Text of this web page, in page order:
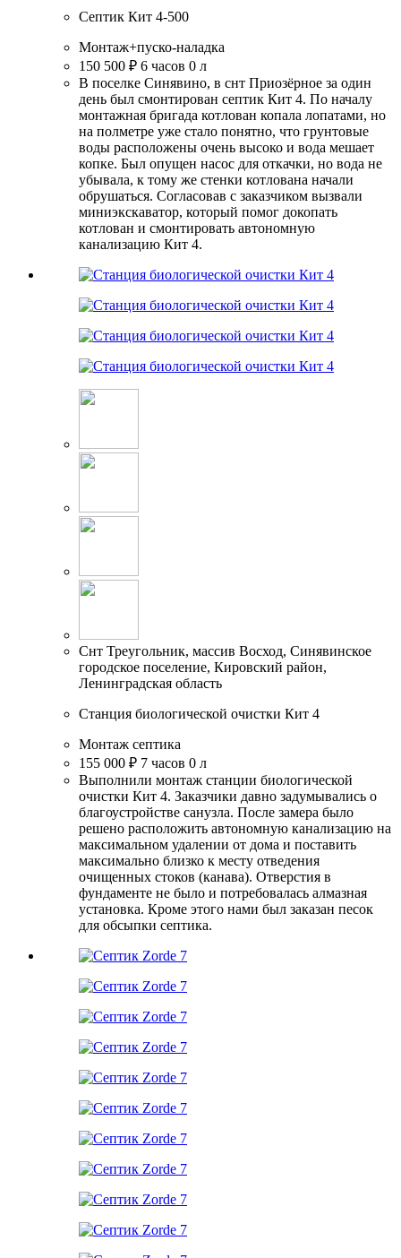
Септик Кит 4-500
Монтаж+пуско-наладка
150 500 ₽ 6 часов 0 л
В поселке Синявино, в снт Приозёрное за один
день был смонтирован септик Кит 4. По началу
монтажная бригада котлован копала лопатами, но
на полметре уже стало понятно, что грунтовые
воды расположены очень высоко и вода мешает
копке. Был опущен насос для откачки, но вода не
убывала, к тому же стенки котлована начали
обрушаться. Согласовав с заказчиком вызвали
миниэкскаватор, который помог докопать
котлован и смонтировать автономную
канализацию Кит 4.
Снт Треугольник, массив Восход, Синявинское
городское поселение, Кировский район,
Ленинградская область
Станция биологической очистки Кит 4
Монтаж септика
155 000 ₽ 7 часов 0 л
Выполнили монтаж станции биологической
очистки Кит 4. Заказчики давно задумывались о
благоустройстве санузла. После замера было
решено расположить автономную канализацию на
максимальном удалении от дома и поставить
максимально близко к месту отведения
очищенных стоков (канава). Отверстия в
фундаменте не было и потребовалась алмазная
установка. Кроме этого нами был заказан песок
для обсыпки септика.